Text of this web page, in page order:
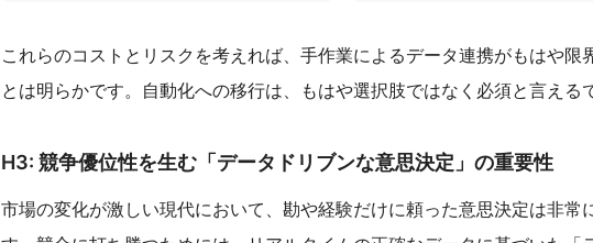
これらのコストとリスクを考えれば、手作業によるデータ連携がもはや限
とは明らかです。自動化への移行は、もはや選択肢ではなく必須と言える
H3: 競争優位性を生む「データドリブンな意思決定」の重要性
市場の変化が激しい現代において、勘や経験だけに頼った意思決定は非常